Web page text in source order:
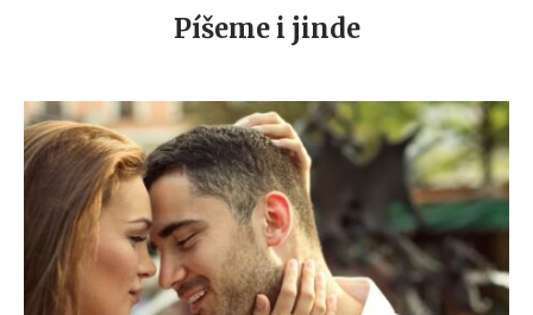
Píšeme i jinde